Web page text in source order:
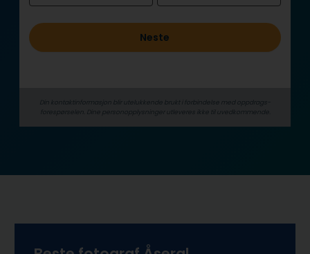
o
d
Neste
Din kontaktinformasjon blir utelukkende brukt i forbindelse med oppdrags­
forespørselen. Dine person­­opplysninger utleveres ikke til uvedkommende.